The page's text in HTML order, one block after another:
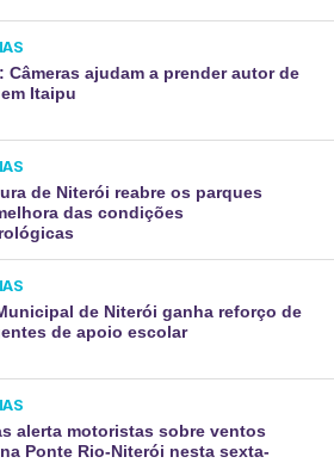
Câmeras ajudam a prender autor de
Itaipu
de Niterói reabre os parques
das condições
de Niterói ganha reforço de
de apoio escolar
alerta motoristas sobre ventos
Ponte Rio-Niterói nesta sexta-